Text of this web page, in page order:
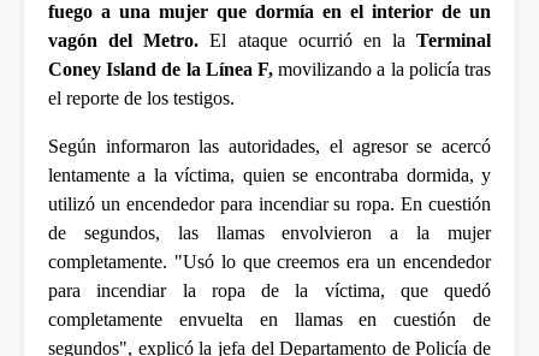
fuego a una mujer que dormía en el interior de un
vagón del Metro. El ataque ocurrió en la Terminal
Coney Island de la Línea F, movilizando a la policía tras
el reporte de los testigos.
Según informaron las autoridades, el agresor se acercó
lentamente a la víctima, quien se encontraba dormida, y
utilizó un encendedor para incendiar su ropa. En cuestión
de segundos, las llamas envolvieron a la mujer
completamente. "Usó lo que creemos era un encendedor
para incendiar la ropa de la víctima, que quedó
completamente envuelta en llamas en cuestión de
segundos", explicó la jefa del Departamento de Policía de